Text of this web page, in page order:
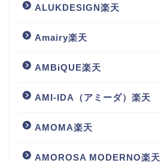
ALUKDESIGN楽天
Amairy楽天
AMBiQUE楽天
AMI-IDA（アミーダ）楽天
AMOMA楽天
AMOROSA MODERNO楽天